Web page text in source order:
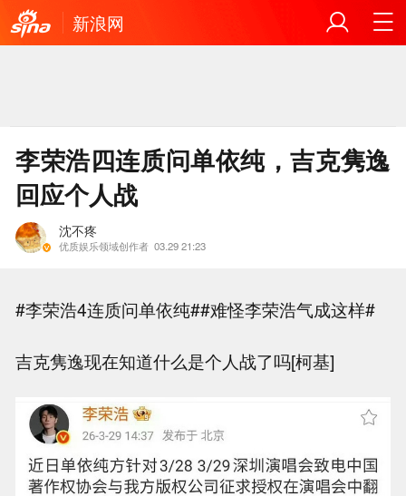
新浪网
李荣浩四连质问单依纯，吉克隽逸
回应个人战
沈不疼
优质娱乐领域创作者 03.29 21:23
#李荣浩4连质问单依纯##难怪李荣浩气成这样#
吉克隽逸现在知道什么是个人战了吗[柯基]